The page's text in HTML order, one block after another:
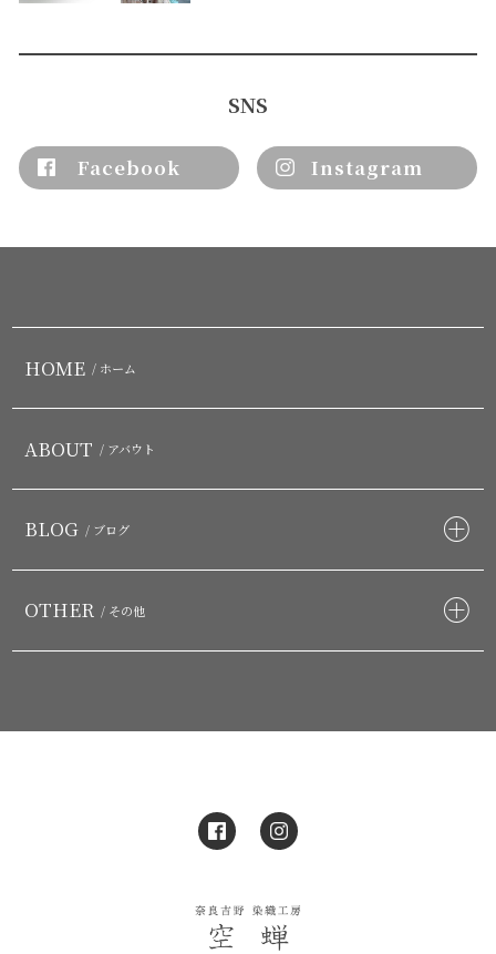
SNS
Facebook Instagram
HOME / ホーム
ABOUT / アバウト
BLOG / ブログ
OTHER / その他